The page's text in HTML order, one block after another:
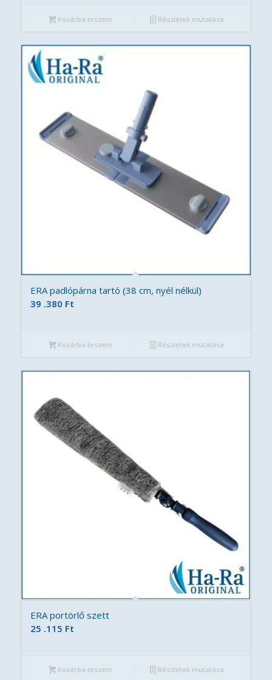
Kosárba teszem Részletek mutatása
ERA padlópárna tartó (38 cm, nyél nélkül)
39 .380 Ft
Kosárba teszem Részletek mutatása
ERA portörlő szett
25 .115 Ft
Kosárba teszem Részletek mutatása